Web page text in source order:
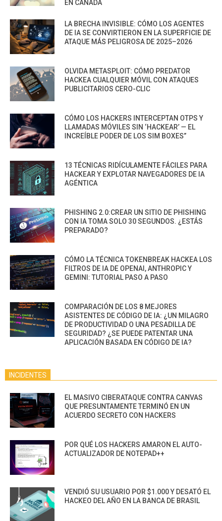
EN CANADÁ
LA BRECHA INVISIBLE: CÓMO LOS AGENTES
DE IA SE CONVIRTIERON EN LA SUPERFICIE DE
ATAQUE MÁS PELIGROSA DE 2025–2026
OLVIDA METASPLOIT: CÓMO PREDATOR
HACKEA CUALQUIER MÓVIL CON ATAQUES
PUBLICITARIOS CERO-CLIC
CÓMO LOS HACKERS INTERCEPTAN OTPS Y
LLAMADAS MÓVILES SIN ‘HACKEAR’ — EL
INCREÍBLE PODER DE LOS SIM BOXES”
13 TÉCNICAS RIDÍCULAMENTE FÁCILES PARA
HACKEAR Y EXPLOTAR NAVEGADORES DE IA
AGÉNTICA
PHISHING 2.0:CREAR UN SITIO DE PHISHING
CON IA TOMA SOLO 30 SEGUNDOS. ¿ESTÁS
PREPARADO?
CÓMO LA TÉCNICA TOKENBREAK HACKEA LOS
FILTROS DE IA DE OPENAI, ANTHROPIC Y
GEMINI: TUTORIAL PASO A PASO
COMPARACIÓN DE LOS 8 MEJORES
ASISTENTES DE CÓDIGO DE IA: ¿UN MILAGRO
DE PRODUCTIVIDAD O UNA PESADILLA DE
SEGURIDAD? ¿SE PUEDE PATENTAR UNA
APLICACIÓN BASADA EN CÓDIGO DE IA?
INCIDENTES
EL MASIVO CIBERATAQUE CONTRA CANVAS
QUE PRESUNTAMENTE TERMINÓ EN UN
ACUERDO SECRETO CON HACKERS
POR QUÉ LOS HACKERS AMARON EL AUTO-
ACTUALIZADOR DE NOTEPAD++
VENDIÓ SU USUARIO POR $1.000 Y DESATÓ EL
HACKEO DEL AÑO EN LA BANCA DE BRASIL